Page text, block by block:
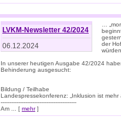
LVKM-Newsletter 42/2024
06.12.2024
…
der
In unserer heutigen Ausgabe 42/2024
Behinderung ausgesucht:
Bildung / Teilhabe
Landespressekonferenz: „Inklusion ist mehr
-------------------------------------------
Am ... [ mehr]